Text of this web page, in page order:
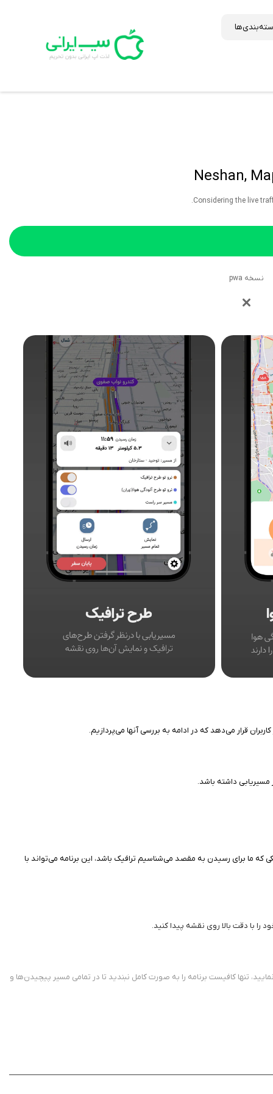
نسخه pwa
قرار می‌دهد که در ادامه به بررسی آنها می‌پردازیم.
ما برای رسیدن به مقصد می‌شناسیم ترافیک باشد، این برنامه می‌تواند با
با دقت بالا روی نقشه پیدا کنید.
تنها کافیست برنامه را به صورت کامل نبندید تا در تمامی مسیر پیچیدن‌ها و